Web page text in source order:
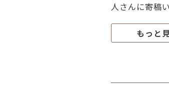
人さんに寄稿
もっと